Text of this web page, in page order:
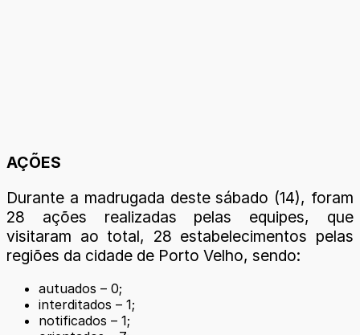
AÇÕES
Durante a madrugada deste sábado (14), foram
28 ações realizadas pelas equipes, que
visitaram ao total, 28 estabelecimentos pelas
regiões da cidade de Porto Velho, sendo:
autuados – 0;
interditados – 1;
notificados – 1;